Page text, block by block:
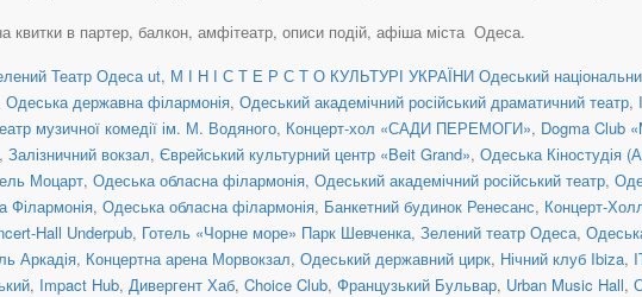
квитки в партер, балкон, амфітеатр, описи подій, афіша міста Одеса.
Театр Одеса ut, М І Н І С Т Е Р С Т О КУЛЬТУРІ УКРАЇНИ Одеський
Одеська державна філармонія, Одеський академічний російський драматичний театр,
музичної комедії ім. М. Водяного, Концерт-хол «САДИ ПЕРЕМОГИ», Dogma Club
, Залізничний вокзал, Єврейський культурний центр «Beit Grand», Одеська Кіностудія
Моцарт, Одеська обласна філармонія, Одеський академічний російський театр,
Філармонія, Одеська обласна філармонія, Банкетний будинок Ренесанс, Концерт-
Hall Underpub, Готель «Чорне море» Парк Шевченка, Зелений театр Одеса,
Аркадія, Концертна арена Морвокзал, Одеський державний цирк, Нічний клуб Ibiza,
, Impact Hub, Дивергент Хаб, Choice Club, Французький Бульвар, Urban Music Hall,